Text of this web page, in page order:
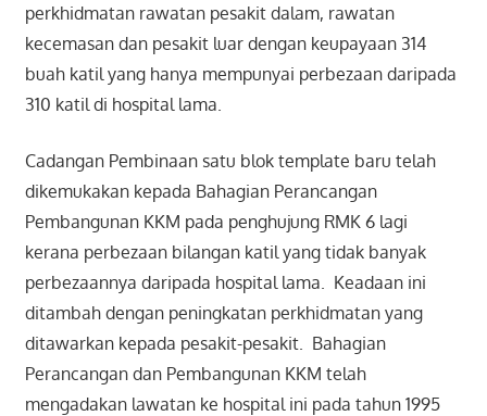
perkhidmatan rawatan pesakit dalam, rawatan
kecemasan dan pesakit luar dengan keupayaan 314
buah katil yang hanya mempunyai perbezaan daripada
310 katil di hospital lama.
Cadangan Pembinaan satu blok template baru telah
dikemukakan kepada Bahagian Perancangan
Pembangunan KKM pada penghujung RMK 6 lagi
kerana perbezaan bilangan katil yang tidak banyak
perbezaannya daripada hospital lama. Keadaan ini
ditambah dengan peningkatan perkhidmatan yang
ditawarkan kepada pesakit-pesakit. Bahagian
Perancangan dan Pembangunan KKM telah
mengadakan lawatan ke hospital ini pada tahun 1995